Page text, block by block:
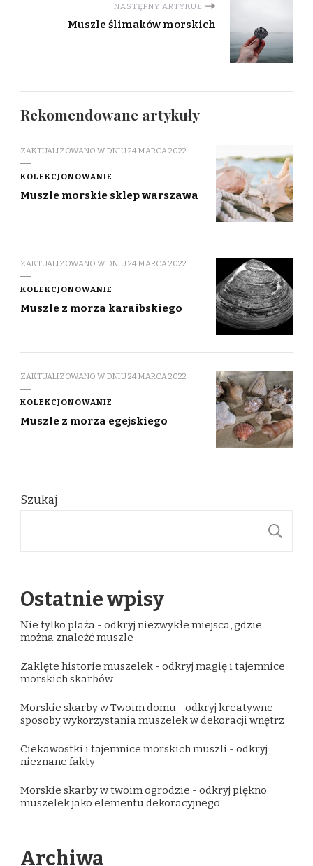
NASTĘPNY ARTYKUŁ
Muszle ślimaków morskich
Rekomendowane artykuły
ZAKTUALIZOWANO W DNIU24 MARCA 2022
KOLEKCJONOWANIE
Muszle morskie sklep warszawa
ZAKTUALIZOWANO W DNIU24 MARCA 2022
KOLEKCJONOWANIE
Muszle z morza karaibskiego
ZAKTUALIZOWANO W DNIU24 MARCA 2022
KOLEKCJONOWANIE
Muszle z morza egejskiego
Szukaj
Ostatnie wpisy
Nie tylko plaża - odkryj niezwykłe miejsca, gdzie
można znaleźć muszle
Zaklęte historie muszelek - odkryj magię i tajemnice
morskich skarbów
Morskie skarby w Twoim domu - odkryj kreatywne
sposoby wykorzystania muszelek w dekoracji wnętrz
Ciekawostki i tajemnice morskich muszli - odkryj
nieznane fakty
Morskie skarby w twoim ogrodzie - odkryj piękno
muszelek jako elementu dekoracyjnego
Archiwa